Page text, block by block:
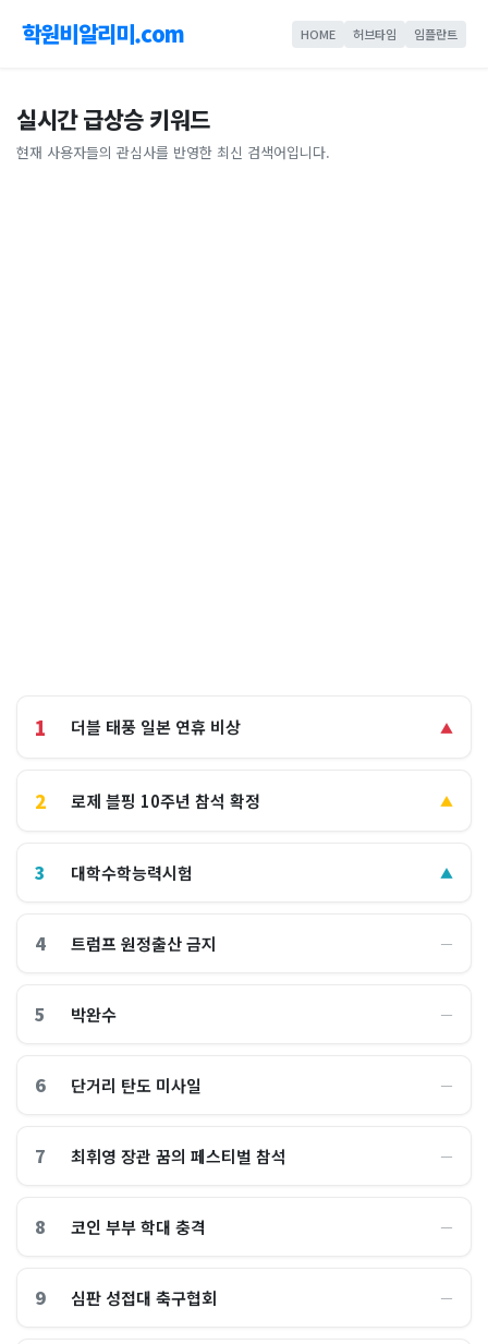
학원비알리미.com HOME 허브타임 임플란트
실시간 급상승 키워드
현재 사용자들의 관심사를 반영한 최신 검색어입니다.
1 더블 태풍 일본 연휴 비상 ▲
2 로제 블핑 10주년 참석 확정 ▲
3 대학수학능력시험 ▲
4 트럼프 원정출산 금지 ―
5 박완수 ―
6 단거리 탄도 미사일 ―
7 최휘영 장관 꿈의 페스티벌 참석 ―
8 코인 부부 학대 충격 ―
9 심판 성접대 축구협회 ―